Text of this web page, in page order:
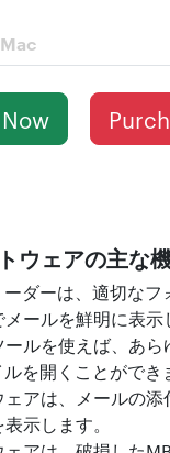
Mac
ウェアの主な
ダーは、適切なフ
ールを鮮明に表示
ールを使えば、あ
を開くことができ
ェアは、メールの添
示します。